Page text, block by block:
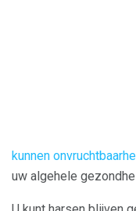
kunnen
uw algehele